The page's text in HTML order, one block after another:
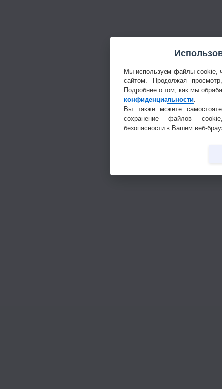
Мы используем файлы cookie,
сайтом. Продолжая
Подробнее о том, как мы
конфиденциальности
Вы также можете
сохранение файлов
безопасности в Вашем веб-